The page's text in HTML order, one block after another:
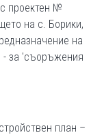
проектен №
на с. Борики,
на
- за 'съоръжения
план –